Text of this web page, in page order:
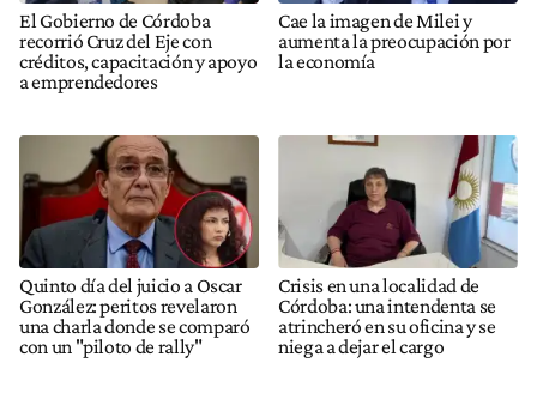
El Gobierno de Córdoba
recorrió Cruz del Eje con
créditos, capacitación y apoyo
a emprendedores
Cae la imagen de Milei y
aumenta la preocupación por
la economía
Quinto día del juicio a Oscar
González: peritos revelaron
una charla donde se comparó
con un "piloto de rally"
Crisis en una localidad de
Córdoba: una intendenta se
atrincheró en su oficina y se
niega a dejar el cargo